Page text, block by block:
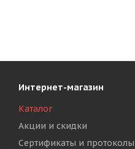
Интернет-магазин
Каталог
Акции и скидки
Сертификаты и протоколы